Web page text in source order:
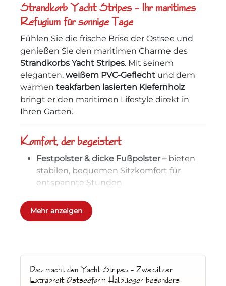
Strandkorb Yacht Stripes – Ihr maritimes
Refugium für sonnige Tage
Fühlen Sie die frische Brise der Ostsee und
genießen Sie den maritimen Charme des
Strandkorbs Yacht Stripes. Mit seinem
eleganten, weißem PVC-Geflecht und dem
warmen teakfarben lasierten Kiefernholz
bringt er den maritimen Lifestyle direkt in
Ihren Garten.
Komfort, der begeistert
Festpolster & dicke Fußpolster –bieten
stabilen, bequemen Sitzkomfort für
entspannte Stunden
Nackenkissen-Set –
Unterstützung und gemütliches Relaxen
Mehr anzeigen
Das macht den Yacht Stripes – Zweisitzer
Extrabreit Ostseeform Halblieger besonders